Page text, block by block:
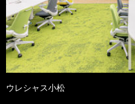
ウレシャス小松